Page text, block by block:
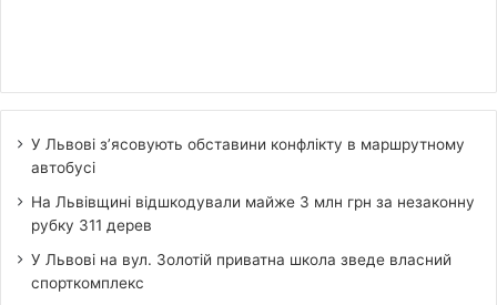
У Львові з’ясовують обставини конфлікту в маршрутному
автобусі
На Львівщині відшкодували майже 3 млн грн за незаконну
рубку 311 дерев
У Львові на вул. Золотій приватна школа зведе власний
спорткомплекс